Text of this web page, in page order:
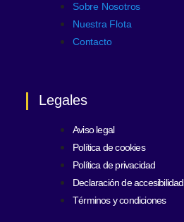
Sobre Nosotros
Nuestra Flota
Contacto
Legales
Aviso legal
Política de cookies
Política de privacidad
Declaración de accesibilidad
Términos y condiciones